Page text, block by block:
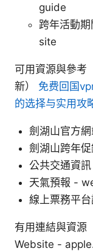
guide
跨年活動
site
可用資源與參考
新） 免费回国
的选择与实用攻
劍湖山官方
劍湖山跨年
公共交通資
天氣預報 -
線上票務平
有用連結與資源
Website -